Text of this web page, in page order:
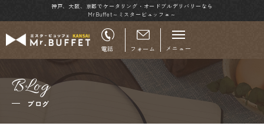
神戸、大阪、京都でケータリング・オードブルデリバリーなら
MrBuffet～ミスタービュッフェ～
電話 フォーム メニュー
BLog
ブログ